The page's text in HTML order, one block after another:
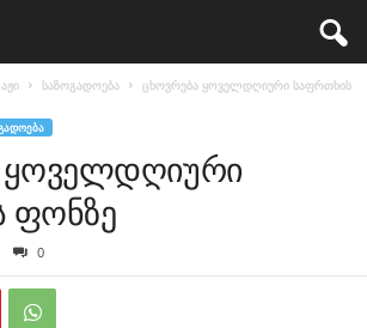
საზოგადოება
ცხოვრება ყოველდღიური საფრთხის
ყოველდღიური
ფონზე
0